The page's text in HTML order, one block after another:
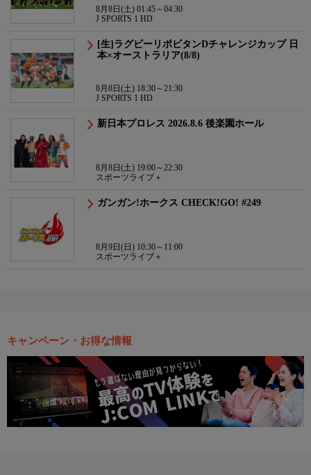
8月8日(土) 01:45～04:30
J SPORTS 1 HD
[生]ラグビーリポビタンDチャレンジカップ 日
本×オーストラリア(8/8)
8月8日(土) 18:30～21:30
J SPORTS 1 HD
新日本プロレス 2026.8.6 後楽園ホール
8月8日(土) 19:00～22:30
スポーツライブ＋
ガンガン!ホークス CHECK!GO! #249
8月9日(日) 10:30～11:00
スポーツライブ＋
キャンペーン・お得な情報